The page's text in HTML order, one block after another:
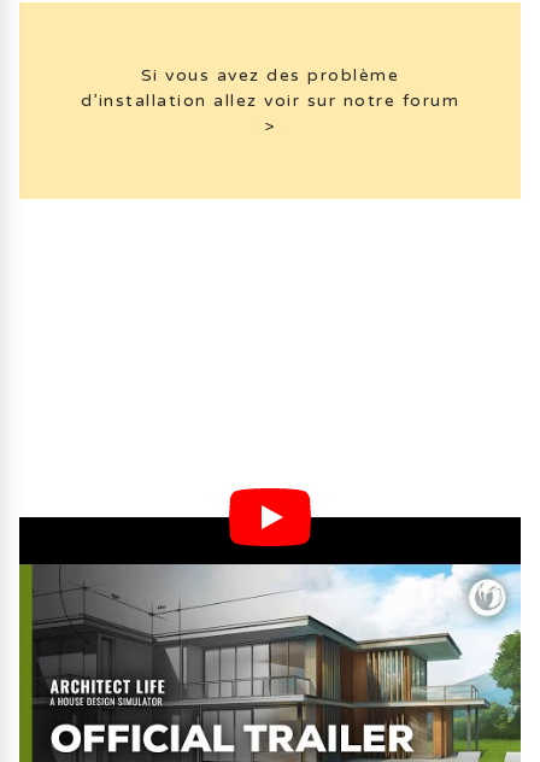
Si vous avez des problème
d’installation allez voir sur notre forum
>